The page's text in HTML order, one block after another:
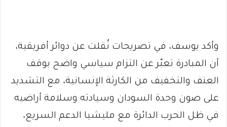
وأكد يوسف، في تصريحات نُقلت عن دوائر أفريقية،
أن المبادرة تعبّر عن التزام سياسي واضح بوقف
العنف والتخفيف من الكارثة الإنسانية، مع التشديد
على صون وحدة السودان وسيادته وسلامة أراضيه
في ظل الحرب الدائرة مع مليشيا الدعم السريع،